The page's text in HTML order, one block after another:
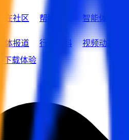
实在社区 帮助中心 智能体市场
媒体报道 行业百科 视频动态
下载体验